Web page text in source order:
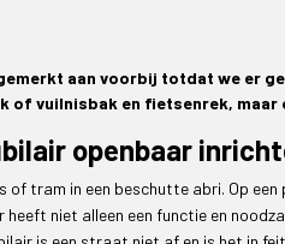
aan voorbij totdat we er
of vuilnisbak en fietsenrek,
openbaar
tram in een beschutte abri. Op
niet alleen een functie en